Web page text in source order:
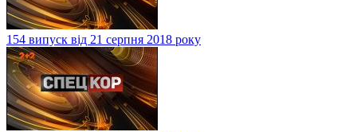
154 випуск від 21 серпня 2018 року